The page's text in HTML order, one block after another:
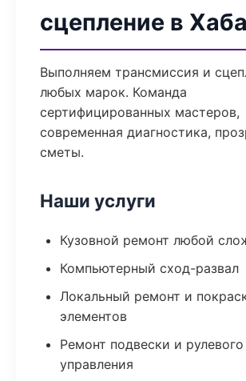
сцепление в
Выполняем трансмиссия и
любых марок. Команда
сертифицированных мастеров,
современная диагностика,
сметы.
Наши услуги
Кузовной ремонт любой
Компьютерный сход-развал
Локальный ремонт и
элементов
Ремонт подвески и рулевого
управления